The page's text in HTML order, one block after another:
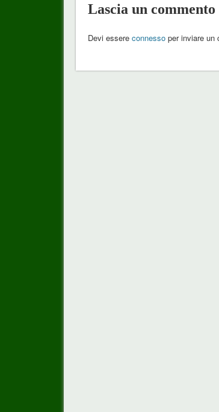
Lascia un commento
Devi essere connessoper inviare un